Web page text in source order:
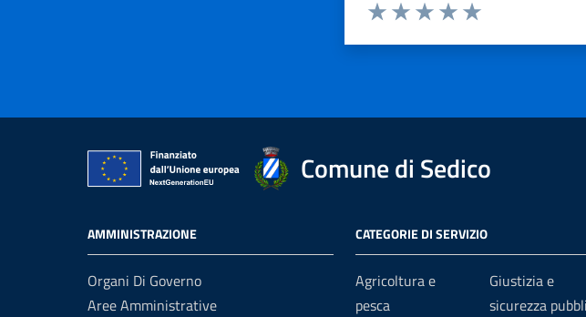
Comune di Sedico
AMMINISTRAZIONE
Organi Di Governo
Aree Amministrative
CATEGORIE DI SERVIZIO
Agricoltura e
pesca
Giustizia e
sicurezza